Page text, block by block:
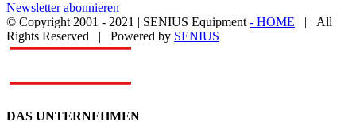
Newsletter abonnieren
© Copyright 2001 - 2021 | SENIUS Equipment - HOME | All
Rights Reserved | Powered by SENIUS
Email
LinkedIn
YouTube
Toggle
DAS UNTERNEHMEN